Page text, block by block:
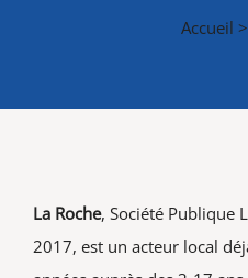
Enfance & jeunesse
Accueil >
La Roche, Société Publique
2017, est un acteur local